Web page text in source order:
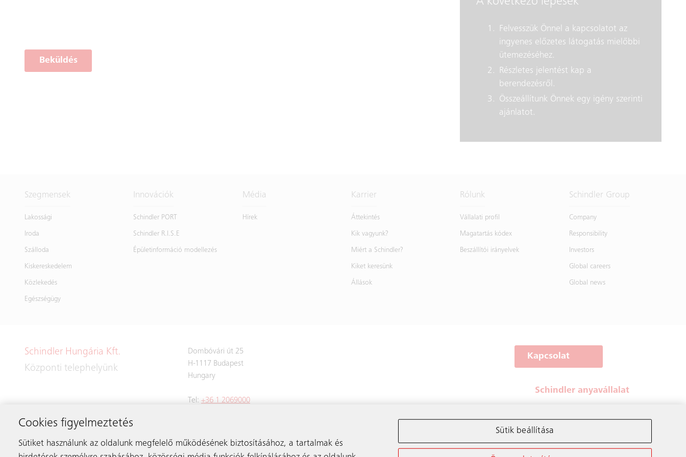
Beküldés
Felvesszük Önnel a kapcsolatot az
ingyenes előzetes látogatás mielőbbi
ütemezéséhez.
Részletes jelentést kap a
berendezésről.
Összeállítunk Önnek egy igény szerinti
ajánlatot.
Szegmensek
Lakossági
Iroda
Szálloda
Kiskereskedelem
Közlekedés
Egészségügy
Innovációk
Schindler PORT
Schindler R.I.S.E
Épületinformáció modellezés
Média
Hírek
Karrier
Áttekintés
Kik vagyunk?
Miért a Schindler?
Kiket keresünk
Állások
Rólunk
Vállalati profil
Magatartás kódex
Beszállítói irányelvek
Schindler Group
Company
Responsibility
Investors
Global careers
Global news
Schindler Hungária Kft.
Központi telephelyünk
Dombóvári út 25
H-1117 Budapest
Hungary
Tel: +36 1 2069000
Kapcsolat
Schindler anyavállalat
Cookies figyelmeztetés
Sütiket használunk az oldalunk megfelelő működésének biztosításához, a tartalmak és
Sütik beállítása